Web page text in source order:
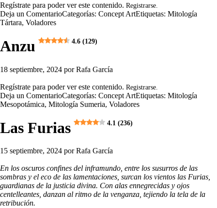
Regístrate para poder ver este contenido. Registrarse.
Deja un ComentarioCategorías: Concept ArtEtiquetas: Mitología
Tártara, Voladores
Anzu 4.6 (129)
18 septiembre, 2024 porRafa García
Regístrate para poder ver este contenido. Registrarse.
Deja un ComentarioCategorías: Concept ArtEtiquetas: Mitología
Mesopotámica, Mitología Sumeria, Voladores
Las Furias 4.1 (236)
15 septiembre, 2024 porRafa García
En los oscuros confines del inframundo, entre los susurros de las
sombras y el eco de las lamentaciones, surcan los vientos las Furias,
guardianas de la justicia divina. Con alas ennegrecidas y ojos
centelleantes, danzan al ritmo de la venganza, tejiendo la tela de la
retribución.